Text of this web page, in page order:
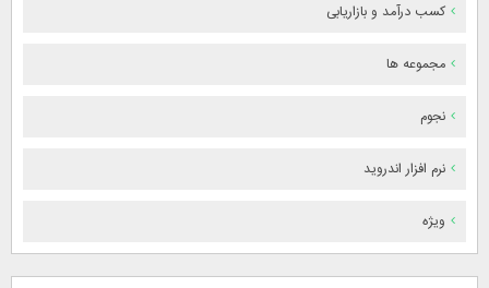
کسب درآمد و بازاریابی
مجموعه ها
نجوم
نرم افزار اندروید
ویژه